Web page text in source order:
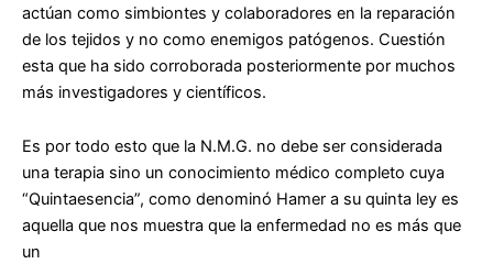
actúan como simbiontes y colaboradores en la reparación
de los tejidos y no como enemigos patógenos. Cuestión
esta que ha sido corroborada posteriormente por muchos
más investigadores y científicos.
Es por todo esto que la N.M.G. no debe ser considerada
una terapia sino un conocimiento médico completo cuya
“Quintaesencia”, como denominó Hamer a su quinta ley es
aquella que nos muestra que la enfermedad no es más que
un